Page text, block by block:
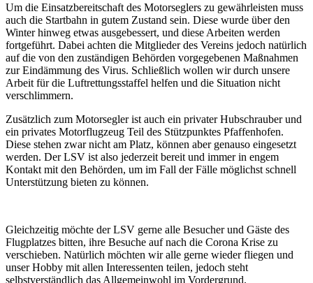
Um die Einsatzbereitschaft des Motorseglers zu gewährleisten muss
auch die Startbahn in gutem Zustand sein. Diese wurde über den
Winter hinweg etwas ausgebessert, und diese Arbeiten werden
fortgeführt. Dabei achten die Mitglieder des Vereins jedoch natürlich
auf die von den zuständigen Behörden vorgegebenen Maßnahmen
zur Eindämmung des Virus. Schließlich wollen wir durch unsere
Arbeit für die Luftrettungsstaffel helfen und die Situation nicht
verschlimmern.
Zusätzlich zum Motorsegler ist auch ein privater Hubschrauber und
ein privates Motorflugzeug Teil des Stützpunktes Pfaffenhofen.
Diese stehen zwar nicht am Platz, können aber genauso eingesetzt
werden. Der LSV ist also jederzeit bereit und immer in engem
Kontakt mit den Behörden, um im Fall der Fälle möglichst schnell
Unterstützung bieten zu können.
Gleichzeitig möchte der LSV gerne alle Besucher und Gäste des
Flugplatzes bitten, ihre Besuche auf nach die Corona Krise zu
verschieben. Natürlich möchten wir alle gerne wieder fliegen und
unser Hobby mit allen Interessenten teilen, jedoch steht
selbstverständlich das Allgemeinwohl im Vordergrund.